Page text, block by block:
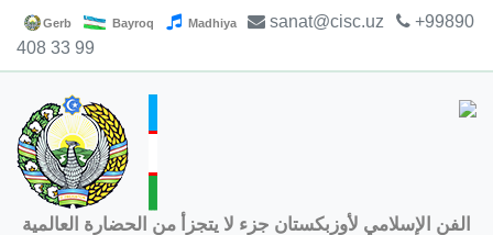
Gerb Bayroq Madhiya sanat@cisc.uz
+99890
408 33 99
الفن الإسلامي لأوزبكستان جزء لا يتجزأ من الحضارة العالمية